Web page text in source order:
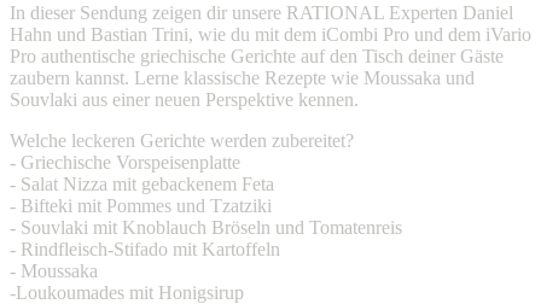
In dieser Sendung zeigen dir unsere RATIONAL Experten Daniel
Hahn und Bastian Trini, wie du mit dem iCombi Pro und dem iVario
Pro authentische griechische Gerichte auf den Tisch deiner Gäste
zaubern kannst. Lerne klassische Rezepte wie Moussaka und
Souvlaki aus einer neuen Perspektive kennen.
Welche leckeren Gerichte werden zubereitet?
- Griechische Vorspeisenplatte
- Salat Nizza mit gebackenem Feta
- Bifteki mit Pommes und Tzatziki
- Souvlaki mit Knoblauch Bröseln und Tomatenreis
- Rindfleisch-Stifado mit Kartoffeln
- Moussaka
-Loukoumades mit Honigsirup